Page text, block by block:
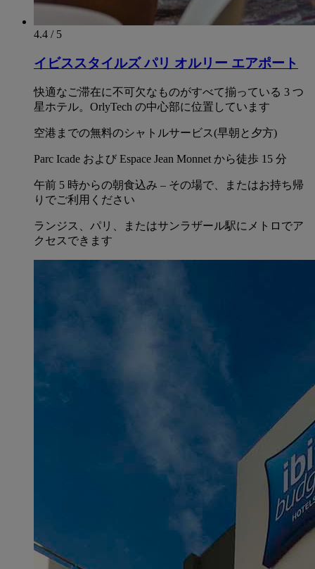
4.4 / 5
イビススタイルズ パリ オルリー エアポート
快適なご滞在に不可欠なものがすべて揃っている 3 つ
星ホテル。OrlyTech の中心部に位置しています
空港までの無料のシャトルサービス(早朝と夕方)
Parc Icade および Espace Jean Monnet から徒歩 15 分
午前 5 時からの朝食込み – その場で、またはお持ち帰
りでご利用ください
ランジス、パリ、またはサンラザール駅にメトロでア
クセスできます